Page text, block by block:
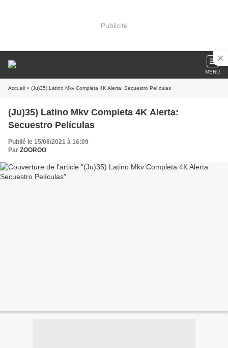
Publicité
MENU
Accueil » (Ju)35) Latino Mkv Completa 4K Alerta: Secuestro Películas
(Ju)35) Latino Mkv Completa 4K Alerta:
Secuestro Películas
Publié le 15/08/2021 à 16:09
Par ZOOROO